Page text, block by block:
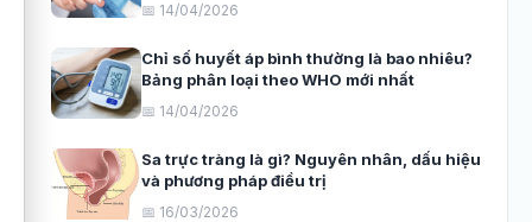
📅 14/04/2026
Chỉ số huyết áp bình thường là bao nhiêu?
Bảng phân loại theo WHO mới nhất
📅 14/04/2026
Sa trực tràng là gì? Nguyên nhân, dấu hiệu
và phương pháp điều trị
📅 16/03/2026